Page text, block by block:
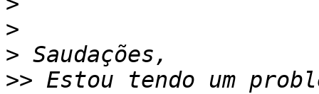
>
>
>> Estou tendo um